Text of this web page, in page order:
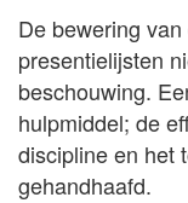
De bewering
presentielijsten
beschouwing.
hulpmiddel; de
discipline en het
gehandhaafd.